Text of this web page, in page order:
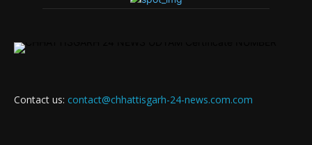
Contact us: contact@chhattisgarh-24-news.com.com